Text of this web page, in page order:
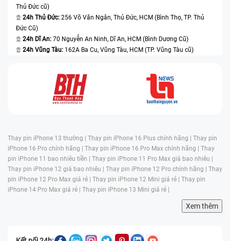
Thủ Đức cũ)
24h Thủ Đức: 256 Võ Văn Ngân, Thủ Đức, HCM (Bình Thọ, TP. Thủ
Đức Cũ)
24h Dĩ An: 70 Nguyễn An Ninh, Dĩ An, HCM (Bình Dương Cũ)
24h Vũng Tàu: 162A Ba Cu, Vũng Tàu, HCM (TP. Vũng Tàu cũ)
Thay pin iPhone 13 thường | Thay pin iPhone 16 Plus chính hãng | Thay pin
iPhone 16 Pro chính hãng | Thay pin iPhone 16 Pro Max chính hãng | Thay
pin iPhone 11 bao nhiêu tiền | Thay pin iPhone 11 Pro Max giá bao nhiêu |
Thay pin iPhone 12 giá bao nhiêu | Thay pin iPhone 12 Pro chính hãng | Thay
pin iPhone 12 Pro Max giá rẻ | Thay pin iPhone 12 Mini giá rẻ | Thay pin
iPhone 14 Pro Max giá rẻ | Thay pin iPhone 13 Mini giá rẻ |
Xem thêm